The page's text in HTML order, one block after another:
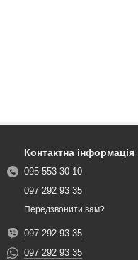
Контактна інформація
095 553 30 10
097 292 93 35
Передзвонити вам?
097 292 93 35
097 292 93 35